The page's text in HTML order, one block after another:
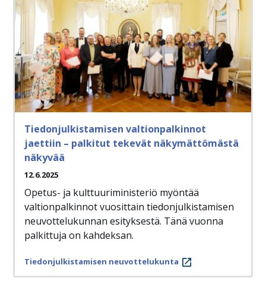
Tiedonjulkistamisen valtionpalkinnot
jaettiin – palkitut tekevät näkymättömästä
näkyvää
12.6.2025
Opetus- ja kulttuuriministeriö myöntää
valtionpalkinnot vuosittain tiedonjulkistamisen
neuvottelukunnan esityksestä. Tänä vuonna
palkittuja on kahdeksan.
Tiedonjulkistamisen neuvottelukunta